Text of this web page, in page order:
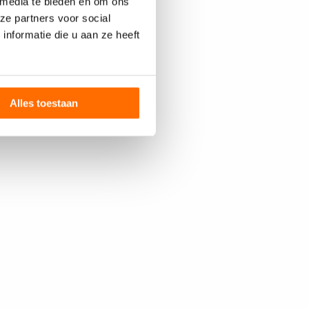
partners voor social
die u aan ze heeft
Alles toestaan